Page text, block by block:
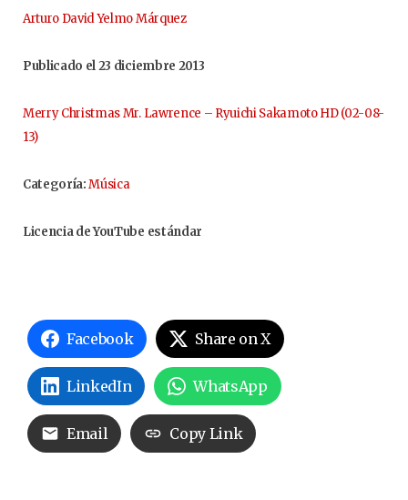
Arturo David Yelmo Márquez
Publicado el 23 diciembre 2013
Merry Christmas Mr. Lawrence – Ryuichi Sakamoto HD (02-08-
13)
Categoría: Música
Licencia de YouTube estándar
Facebook Share on X
LinkedIn WhatsApp
Email Copy Link